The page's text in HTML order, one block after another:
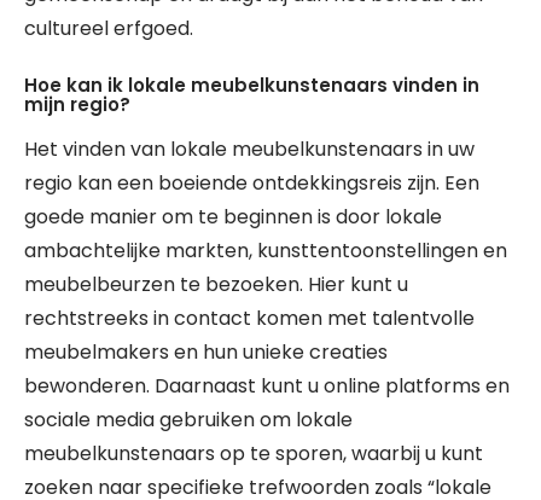
cultureel erfgoed.
Hoe kan ik lokale meubelkunstenaars vinden in
mijn regio?
Het vinden van lokale meubelkunstenaars in uw
regio kan een boeiende ontdekkingsreis zijn. Een
goede manier om te beginnen is door lokale
ambachtelijke markten, kunsttentoonstellingen en
meubelbeurzen te bezoeken. Hier kunt u
rechtstreeks in contact komen met talentvolle
meubelmakers en hun unieke creaties
bewonderen. Daarnaast kunt u online platforms en
sociale media gebruiken om lokale
meubelkunstenaars op te sporen, waarbij u kunt
zoeken naar specifieke trefwoorden zoals “lokale